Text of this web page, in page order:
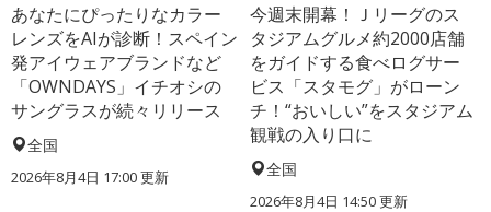
あなたにぴったりなカラー
レンズをAIが診断！スペイン
発アイウェアブランドなど
「OWNDAYS」イチオシの
サングラスが続々リリース
全国
2026年8月4日 17:00更新
今週末開幕！Ｊリーグのス
タジアムグルメ約2000店舗
をガイドする食べログサー
ビス「スタモグ」がローン
チ！“おいしい”をスタジアム
観戦の入り口に
全国
2026年8月4日 14:50更新